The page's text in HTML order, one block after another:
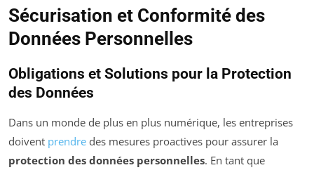
Sécurisation et Conformité des
Données Personnelles
Obligations et Solutions pour la Protection
des Données
Dans un monde de plus en plus numérique, les entreprises
doivent prendre des mesures proactives pour assurer la
protection des données personnelles. En tant que